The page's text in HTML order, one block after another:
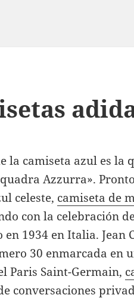
la camiseta azul es la
Azzurra».
celeste, camiseta de
con la celebración
en 1934 en Italia. Jean
30 enmarcada en
Paris Saint-Germain,
conversaciones